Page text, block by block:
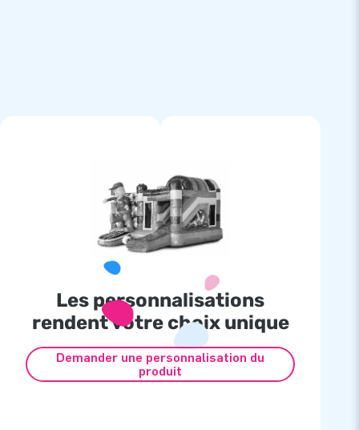
Les personnalisations
rendent votre choix unique
Demander une personnalisation du
produit